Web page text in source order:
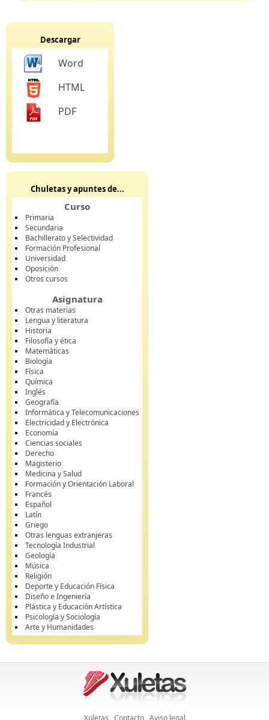
Descargar
Word
HTML
PDF
Chuletas y apuntes de...
Curso
Primaria
Secundaria
Bachillerato y Selectividad
Formación Profesional
Universidad
Oposición
Otros cursos
Asignatura
Otras materias
Lengua y literatura
Historia
Filosofía y ética
Matemáticas
Biología
Física
Química
Inglés
Geografía
Informática y Telecomunicaciones
Electricidad y Electrónica
Economía
Ciencias sociales
Derecho
Magisterio
Medicina y Salud
Formación y Orientación Laboral
Francés
Español
Latín
Griego
Otras lenguas extranjeras
Tecnología Industrial
Geología
Música
Religión
Deporte y Educación Física
Diseño e Ingeniería
Plástica y Educación Artística
Psicología y Sociología
Arte y Humanidades
Xuletas Contacto Aviso legal